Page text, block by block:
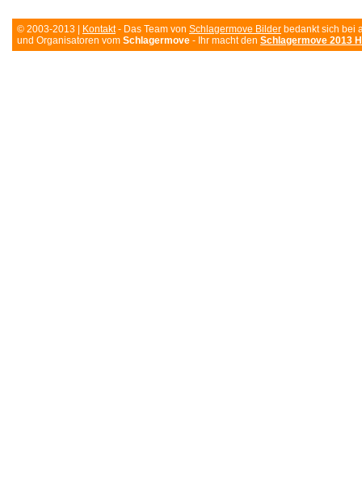
© 2003-2013 | Kontakt- Das Team von Schlagermove Bilder bedankt sich bei
und Organisatoren vom Schlagermove - Ihr macht den Schlagermove 2013